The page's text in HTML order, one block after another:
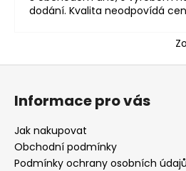
dodání. Kvalita neodpovídá
Z
Informace pro vás
Jak nakupovat
Obchodní podmínky
Podmínky ochrany osobních údajů